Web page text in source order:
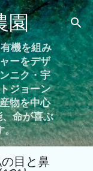
ツに移動
園
機を組み
ーをデザ
ニク・宇
ジョーン
物を中心
命が喜ぶ
。
目と鼻